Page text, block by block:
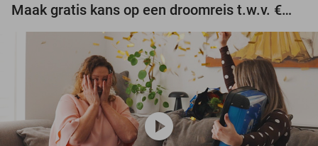
Maak gratis kans op een droomreis t.w.v. €3.000!
play_circle